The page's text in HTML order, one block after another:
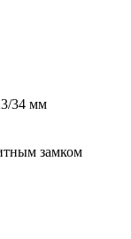
34 мм
замком